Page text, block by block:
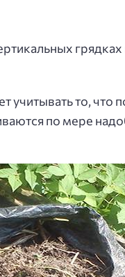
учитывать то,
по мере